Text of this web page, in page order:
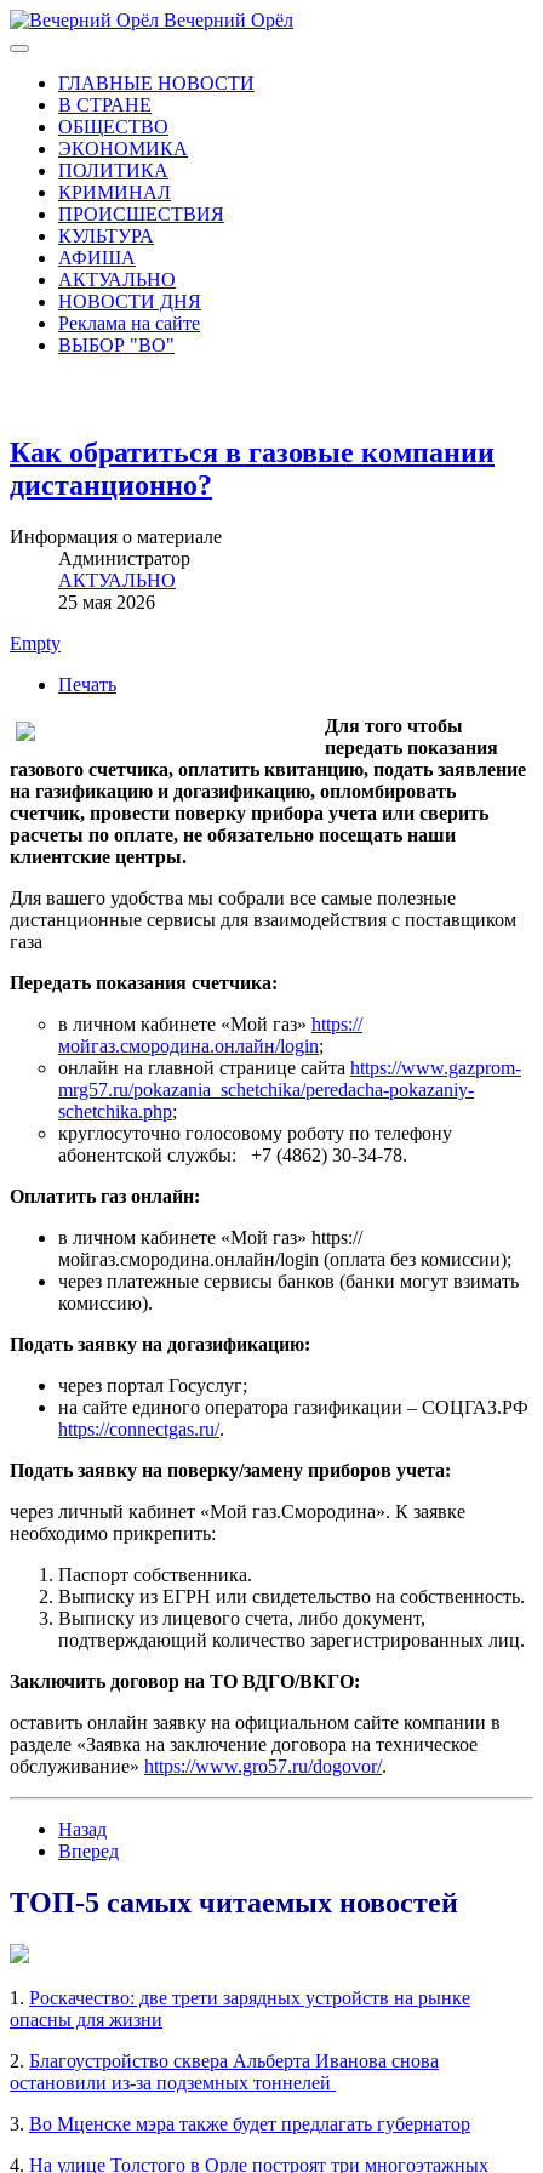
Вечерний Орёл
ГЛАВНЫЕ НОВОСТИ
В СТРАНЕ
ОБЩЕСТВО
ЭКОНОМИКА
ПОЛИТИКА
КРИМИНАЛ
ПРОИСШЕСТВИЯ
КУЛЬТУРА
АФИША
АКТУАЛЬНО
НОВОСТИ ДНЯ
Реклама на сайте
ВЫБОР "ВО"
Как обратиться в газовые компании
дистанционно?
Информация о материале
Администратор
АКТУАЛЬНО
25 мая 2026
Empty
Печать
Для того чтобы
передать показания
газового счетчика, оплатить квитанцию, подать заявление
на газификацию и догазификацию, опломбировать
счетчик, провести поверку прибора учета или сверить
расчеты по оплате, не обязательно посещать наши
клиентские центры.
Для вашего удобства мы собрали все самые полезные
дистанционные сервисы для взаимодействия с поставщиком
газа
Передать показания счетчика:
в личном кабинете «Мой газ» https://
мойгаз.смородина.онлайн/login;
онлайн на главной странице сайта https://www.gazprom-
mrg57.ru/pokazania_schetchika/peredacha-pokazaniy-
schetchika.php;
круглосуточно голосовому роботу по телефону
абонентской службы: +7 (4862) 30-34-78.
Оплатить газ онлайн:
в личном кабинете «Мой газ» https://
мойгаз.смородина.онлайн/login (оплата без комиссии);
через платежные сервисы банков (банки могут взимать
комиссию).
Подать заявку на догазификацию:
через портал Госуслуг;
на сайте единого оператора газификации – СОЦГАЗ.РФ
https://connectgas.ru/.
Подать заявку на поверку/замену приборов учета:
через личный кабинет «Мой газ.Смородина». К заявке
необходимо прикрепить:
Паспорт собственника.
Выписку из ЕГРН или свидетельство на собственность.
Выписку из лицевого счета, либо документ,
подтверждающий количество зарегистрированных лиц.
Заключить договор на ТО ВДГО/ВКГО:
оставить онлайн заявку на официальном сайте компании в
разделе «Заявка на заключение договора на техническое
обслуживание» https://www.gro57.ru/dogovor/.
Назад
Вперед
ТОП-5 самых читаемых новостей
1. Роскачество: две трети зарядных устройств на рынке
опасны для жизни
2. Благоустройство сквера Альберта Иванова снова
остановили из-за подземных тоннелей
3. Во Мценске мэра также будет предлагать губернатор
4. На улице Толстого в Орле построят три многоэтажных